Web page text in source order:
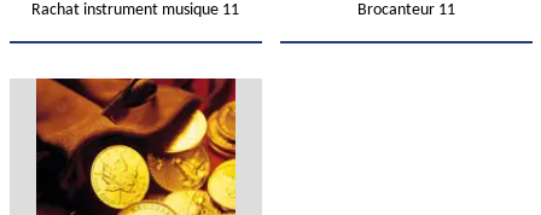
Rachat instrument musique 11 Brocanteur 11